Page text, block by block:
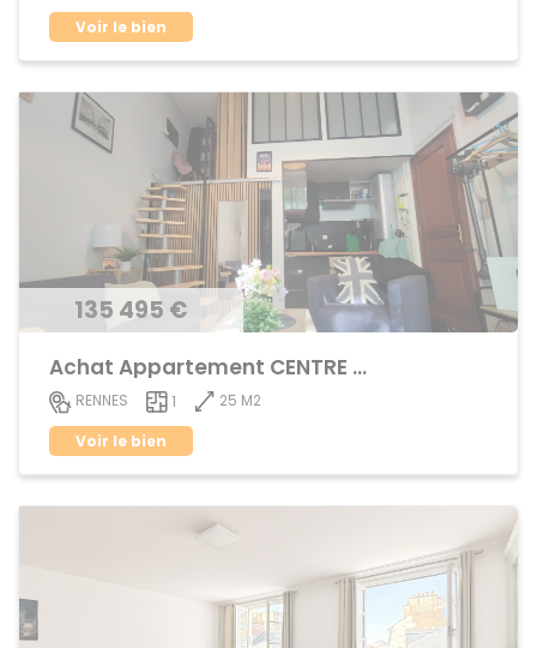
Voir le bien
135 495 €
Achat Appartement CENTRE VILLE
RENNES 1
25 M2
Voir le bien